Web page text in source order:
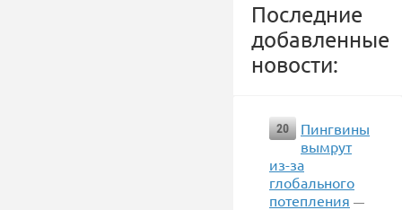
Последние
добавленные
новости:
20
Пингвины
вымрут
из-за
глобального
потепления —